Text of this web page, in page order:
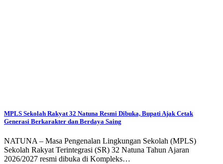
MPLS Sekolah Rakyat 32 Natuna Resmi Dibuka, Bupati Ajak Cetak
Generasi Berkarakter dan Berdaya Saing
NATUNA – Masa Pengenalan Lingkungan Sekolah (MPLS)
Sekolah Rakyat Terintegrasi (SR) 32 Natuna Tahun Ajaran
2026/2027 resmi dibuka di Kompleks…